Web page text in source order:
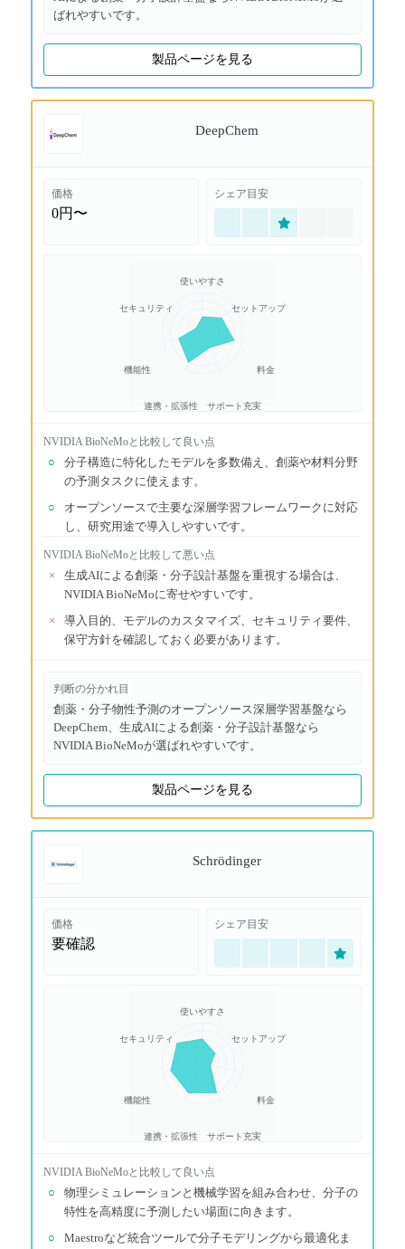
ばれやすいです。
製品ページを見る
DeepChem
価格
0円〜
シェア目安
使いやすさ
セットアップ
料金
サポート充実
連携・拡張性
機能性
セキュリティ
NVIDIA BioNeMoと比較して良い点
○
分子構造に特化したモデルを多数備え、創薬や材料分野
の予測タスクに使えます。
○
オープンソースで主要な深層学習フレームワークに対応
し、研究用途で導入しやすいです。
NVIDIA BioNeMoと比較して悪い点
×
生成AIによる創薬・分子設計基盤を重視する場合は、
NVIDIA BioNeMoに寄せやすいです。
×
導入目的、モデルのカスタマイズ、セキュリティ要件、
保守方針を確認しておく必要があります。
判断の分かれ目
創薬・分子物性予測のオープンソース深層学習基盤なら
DeepChem、生成AIによる創薬・分子設計基盤なら
NVIDIA BioNeMoが選ばれやすいです。
製品ページを見る
Schrödinger
価格
要確認
シェア目安
使いやすさ
セットアップ
料金
サポート充実
連携・拡張性
機能性
セキュリティ
NVIDIA BioNeMoと比較して良い点
○
物理シミュレーションと機械学習を組み合わせ、分子の
特性を高精度に予測したい場面に向きます。
○
Maestroなど統合ツールで分子モデリングから最適化ま